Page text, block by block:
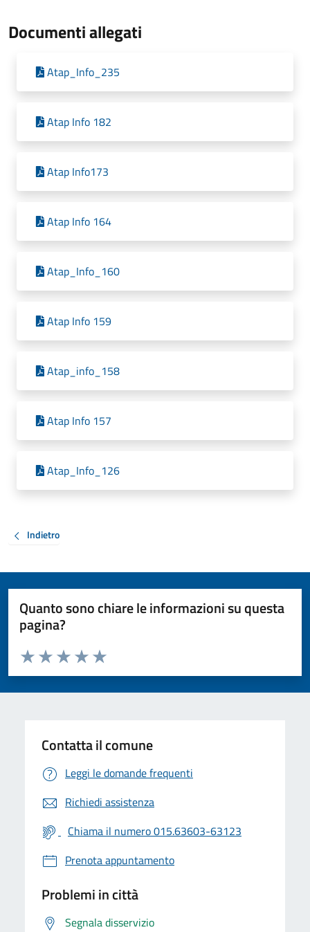
Documenti allegati
Atap_Info_235
Atap Info 182
Atap Info173
Atap Info 164
Atap_Info_160
Atap Info 159
Atap_info_158
Atap Info 157
Atap_Info_126
Indietro
Quanto sono chiare le informazioni su questa
pagina?
Valuta da 1 a 5 stelle la pagina
Valuta 5 stelle su 5
Valuta 4 stelle su 5
Valuta 3 stelle su 5
Valuta 2 stelle su 5
Valuta 1 stelle su 5
Contatta il comune
Leggi le domande frequenti
Richiedi assistenza
Chiama il numero 015.63603-63123
Prenota appuntamento
Problemi in città
Segnala disservizio